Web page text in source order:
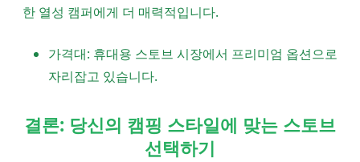
한 열성 캠퍼에게 더 매력적입니다.
가격대: 휴대용 스토브 시장에서 프리미엄 옵션으로
자리잡고 있습니다.
결론: 당신의 캠핑 스타일에 맞는 스토브
선택하기